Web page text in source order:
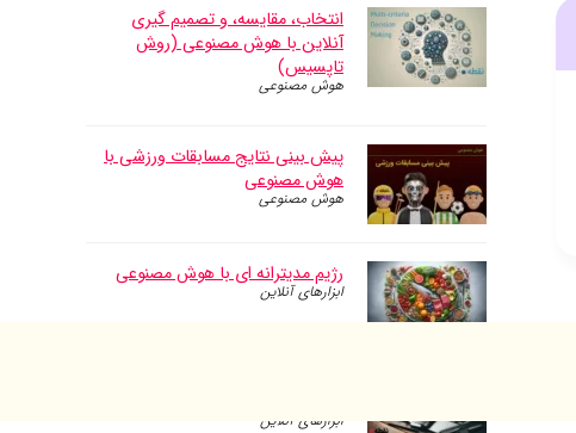
انتخاب، مقایسه، و تصمیم گیری
آنلاین با هوش مصنوعی (روش
تاپسیس)
هوش مصنوعی
پیش بینی نتایج مسابقات ورزشی با
هوش مصنوعی
هوش مصنوعی
رژیم مدیترانه ای با هوش مصنوعی
ابزارهای آنلاین
ابزارهای آنلاین